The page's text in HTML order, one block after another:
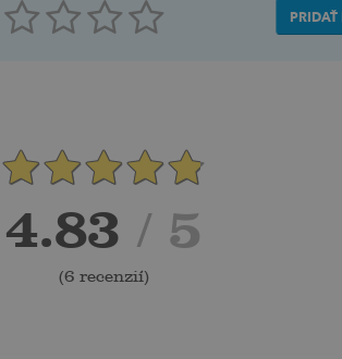
PRIDAŤ
4.83 / 5
(6 recenzií)